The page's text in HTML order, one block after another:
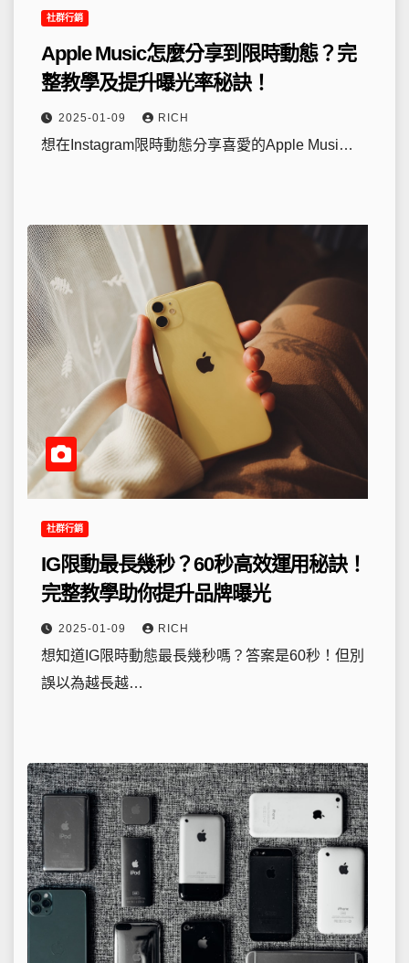
社群行銷
Apple Music怎麼分享到限時動態？完
整教學及提升曝光率秘訣！
2025-01-09 RICH
想在Instagram限時動態分享喜愛的Apple Musi…
社群行銷
IG限動最長幾秒？60秒高效運用秘訣！
完整教學助你提升品牌曝光
2025-01-09 RICH
想知道IG限時動態最長幾秒嗎？答案是60秒！但別
誤以為越長越…